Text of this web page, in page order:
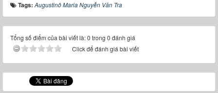
Tags:Augustinô Maria Nguyễn Văn Tra
Tổng số điểm của bài viết là: 0 trong 0 đánh giá
Click để đánh giá bài viết